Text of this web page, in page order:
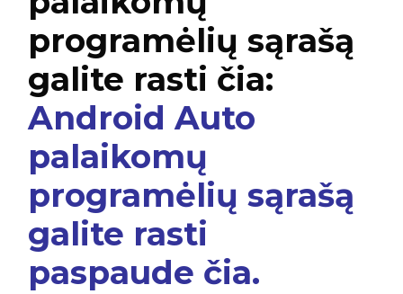
programėlių sąrašą
galite rasti čia:
Android Auto
palaikomų
programėlių sąrašą
galite rasti
paspaude čia.